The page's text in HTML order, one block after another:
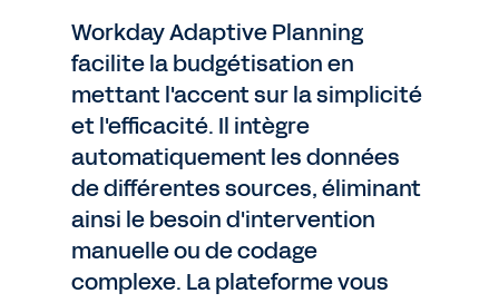
Workday Adaptive Planning
facilite la budgétisation en
mettant l'accent sur la simplicité
et l'efficacité. Il intègre
automatiquement les données
de différentes sources, éliminant
ainsi le besoin d'intervention
manuelle ou de codage
complexe. La plateforme vous